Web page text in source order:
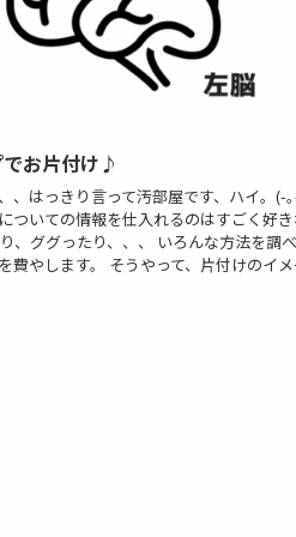
お片付け♪
、はっきり言って汚部屋です、ハイ。(-
ついての情報を仕入れるのはすごく好
、ググったり、、、 いろんな方法を調
費やします。 そうやって、片付けのイ